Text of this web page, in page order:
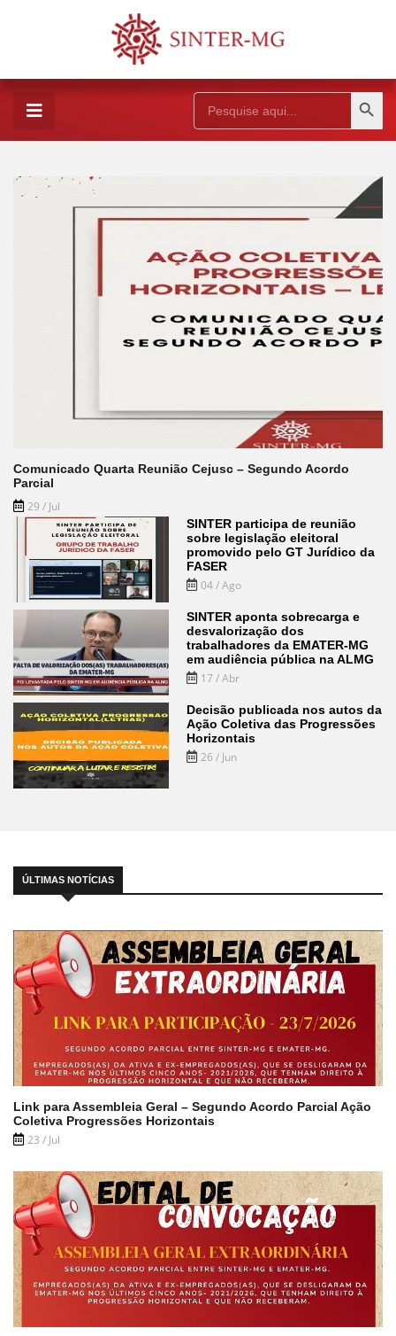
Search
for:
Search Button
Comunicado Quarta Reunião Cejusc – Segundo Acordo
Parcial
29 / Jul
SINTER participa de reunião
sobre legislação eleitoral
promovido pelo GT Jurídico da
FASER
04 / Ago
SINTER aponta sobrecarga e
desvalorização dos
trabalhadores da EMATER-MG
em audiência pública na ALMG
17 / Abr
Decisão publicada nos autos da
Ação Coletiva das Progressões
Horizontais
26 / Jun
ÚLTIMAS NOTÍCIAS
Link para Assembleia Geral – Segundo Acordo Parcial Ação
Coletiva Progressões Horizontais
23 / Jul